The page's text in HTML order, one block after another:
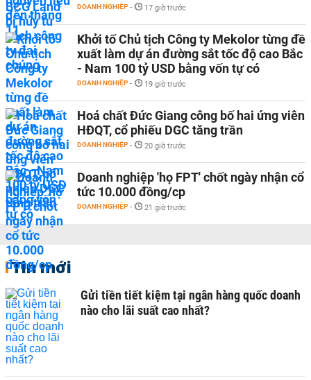
DOANH NGHIỆP - 17 giờ trước
Khởi tố Chủ tịch Công ty Mekolor từng đề
xuất làm dự án đường sắt tốc độ cao Bắc
- Nam 100 tỷ USD bằng vốn tự có
DOANH NGHIỆP - 19 giờ trước
Hoá chất Đức Giang công bố hai ứng viên
HĐQT, cổ phiếu DGC tăng trần
DOANH NGHIỆP - 20 giờ trước
Doanh nghiệp 'họ FPT' chốt ngày nhận cổ
tức 10.000 đồng/cp
DOANH NGHIỆP - 21 giờ trước
Tin mới
Gửi tiền tiết kiệm tại ngân hàng quốc doanh
nào cho lãi suất cao nhất?